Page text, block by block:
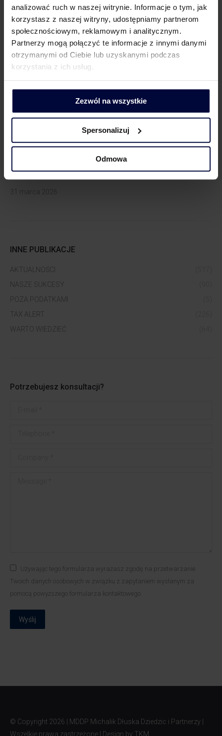
analizować ruch w naszej witrynie. Informacje o tym, jak
korzystasz z naszej witryny, udostępniamy partnerom
społecznościowym, reklamowym i analitycznym.
Partnerzy mogą połączyć te informacje z innymi danymi
otrzymanymi od Ciebie lub uzyskanymi podczas
korzystania z ich usług.
Zezwól na wszystkie
Spersonalizuj
Odmowa
19 maja 2026
MDDP w mediach – podsumowanie tygodnia | 4 – 8 maja 2026
MDDP w mediach – podsumowanie tygodnia | 20 – 24 kwietnia
2026
MDDP w mediach – podsumowanie tygodnia | 13 – 17 kwietnia
16 kwietnia 2026
31 marca 2026
INNE PUBLIKACJE
AKTUALNOŚCI
NASZE SUKCESY
POZA PODATKAMI
TAX ALERT
WARTO WIEDZIEĆ
Potrzebujesz konsultacji?
Używając tego formularza wyrażasz zgodę na przetwarzanie
Twoich danych osobowych w związku z zapytaniem wysłanym za
pomocą powyższego formularza kontaktowego
Wyślij
© Copyright 2026 | MDDP Michalik Dłuska Dziedzic i Partnerzy |
Wszelkie prawa zastrzeżone | Design by TKM